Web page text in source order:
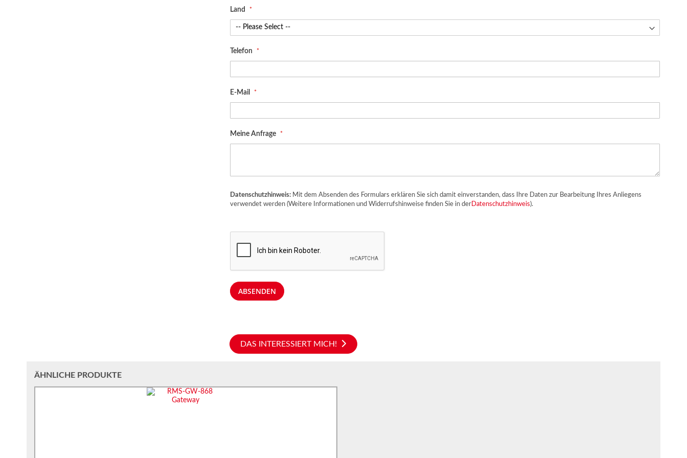
Land
Telefon
E-Mail
Meine Anfrage
Datenschutzhinweis:Mit dem Absenden des Formulars erklären Sie sich damit einverstanden, dass Ihre Daten zur Bearbeitung Ihres Anliegens
verwendet werden (Weitere Informationen und Widerrufshinweise finden Sie in derDatenschutzhinweis).
ABSENDEN
DAS INTERESSIERT MICH!
ÄHNLICHE PRODUKTE